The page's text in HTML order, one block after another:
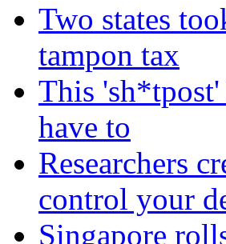
Two states
tampon tax
This 'sh*tpost'
have to
Researchers
control your
Singapore